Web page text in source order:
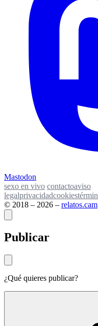
Mastodon
sexo en vivo contactoaviso
legalprivacidadcookies
© 2018 – 2026 – relatos.cam
Publicar
¿Qué quieres publicar?